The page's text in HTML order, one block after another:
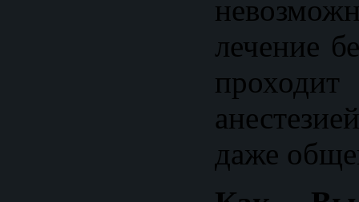
лечение
даже